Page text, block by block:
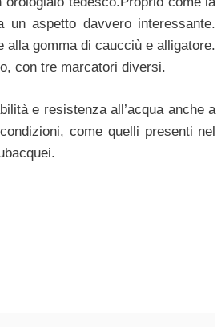
aspetto davvero interessante.
alla gomma di caucciù e alligatore.
con tre marcatori diversi.
e resistenza all’acqua anche a
come quelli presenti nel